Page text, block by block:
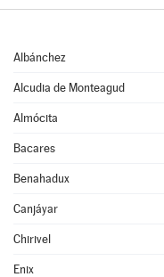
Albánchez
Alcudia de Monteagud
Almócita
Bacares
Benahadux
Canjáyar
Chirivel
Enix